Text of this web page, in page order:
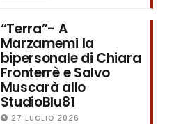
“Terra”- A
Marzamemi la
bipersonale di Chiara
Fronterrè e Salvo
Muscarà allo
StudioBlu81
27 LUGLIO 2026